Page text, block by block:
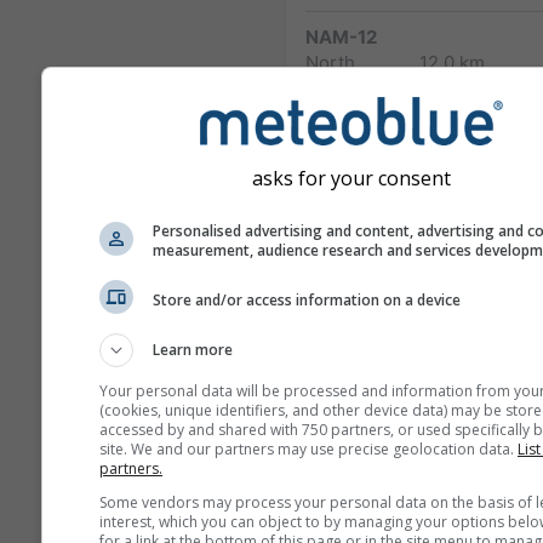
NAM-12
North
12.0 km
hourly)
North America 5.0 km
North America
3.0 km
North America 3.0 km
17 h
Alaska
5.0 km
48 h
asks for your consent
Personalised advertising and content, advertising and
measurement, audience research and services
Store and/or access information on a device
Learn more
Your personal data will be processed and information from
(cookies, unique identifiers, and other device data) may be
accessed by and shared with 750 partners, or used specifically
site. We and our partners may use precise geolocation data.
partners.
Some vendors may process your personal data on the basis of
interest, which you can object to by managing your options